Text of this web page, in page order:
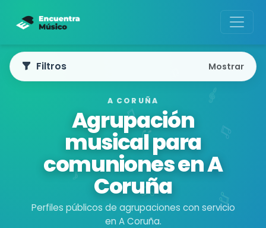
A CORUÑA
Agrupación
musical para
comuniones en A
Coruña
Perfiles públicos de agrupaciones con servicio
en A Coruña.
Filtros Mostrar